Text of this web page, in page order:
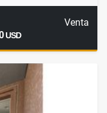
Venta
USD